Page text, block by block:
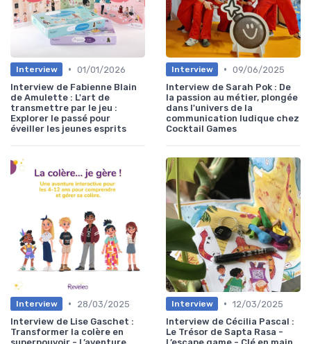
Interview • 01/01/2026
Interview de Fabienne Blain
de Amulette : L'art de
transmettre par le jeu :
Explorer le passé pour
éveiller les jeunes esprits
Interview • 09/06/2025
Interview de Sarah Pok : De
la passion au métier, plongée
dans l'univers de la
communication ludique chez
Cocktail Games
Interview •
28/03/2025
Interview de Lise Gaschet :
Transformer la colère en
Interview • 12/03/2025
Interview de Cécilia Pascal :
Le Trésor de Sapta Rasa -